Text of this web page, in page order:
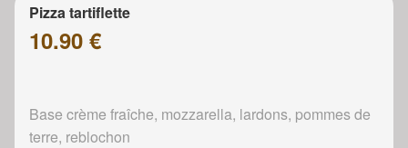
Pizza tartiflette
10.90 €
Base crème fraîche, mozzarella, lardons, pommes de
terre, reblochon